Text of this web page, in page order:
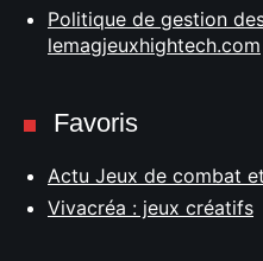
Politique de gestion
lemagjeuxhightech.com
Favoris
Actu Jeux de combat
Vivacréa : jeux créatifs